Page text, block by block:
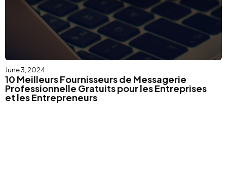
June 3, 2024
10 Meilleurs Fournisseurs de Messagerie
Professionnelle Gratuits pour les Entreprises
et les Entrepreneurs